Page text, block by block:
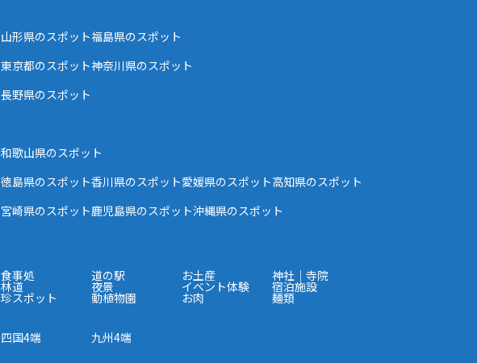
山形県のスポット福島県のスポット
東京都のスポット神奈川県のスポット
長野県のスポット
和歌山県のスポット
徳島県のスポット香川県のスポット愛媛県のスポット高知県のスポット
宮崎県のスポット鹿児島県のスポット沖縄県のスポット
食事処 道の駅 お土産 神社｜寺院
林道 夜景 イベント体験 宿泊施設
珍スポット 動植物園 お肉 麺類
四国4端 九州4端